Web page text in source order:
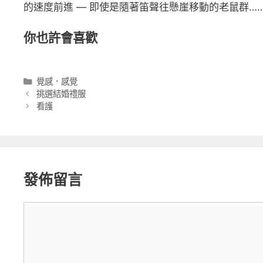
的速度前進 — 即使是隨著笛聲往懸崖移動的老鼠群
你也許會喜歡
分
類
覺感．感覺
挑選結婚禮服
看護
發佈留言